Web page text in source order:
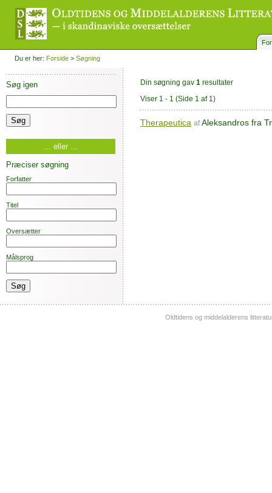
Du er her: Forside > Søgning
Søg igen
... eller ...
Præciser søgning
Forfatter
Titel
Oversætter
Målsprog
Din søgning gav 1 resultater
Viser 1 - 1 (Side 1 af 1)
Therapeutica afAleksandros fra
Oldtidens og middelalderens